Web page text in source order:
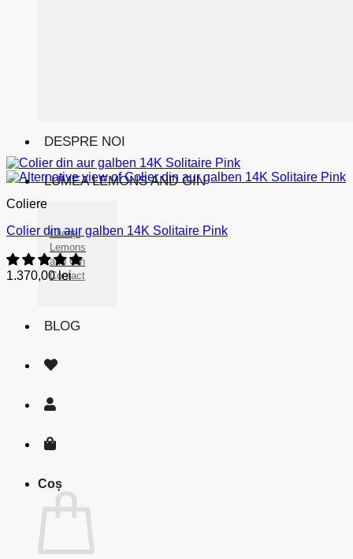
DESPRE NOI
LUMEA LEMONS AND GIN
Clienții
Lemons
and Gin
Contact
BLOG
Coș
Coliere
Colier din aur galben 14K Solitaire Pink
1.370,00lei